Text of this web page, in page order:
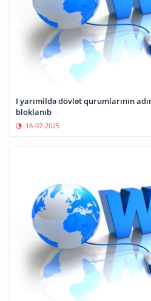
I yarımildə dövlət qurumlarının
bloklanıb
16-07-2025